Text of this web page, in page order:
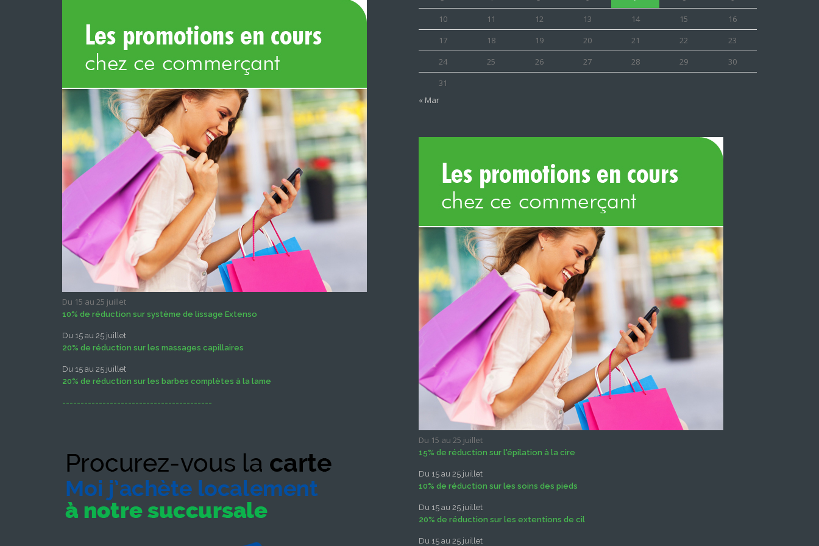
Du 15 au 25 juillet
10% de réduction sur système de lissage Extenso
Du 15 au 25 juillet
20% de réduction sur les massages capillaires
Du 15 au 25 juillet
20% de réduction sur les barbes complètes à la lame
-----------------------------------------
10
11 12 13 14 15
16
17
18 19 20 21 22
23
24
25 26 27 28 29
30
31
« Mar
Du 15 au 25 juillet
15% de réduction sur l'épilation à la cire
Du 15 au 25 juillet
10% de réduction sur les soins des pieds
Du 15 au 25 juillet
20% de réduction sur les extentions de cil
Du 15 au 25 juillet